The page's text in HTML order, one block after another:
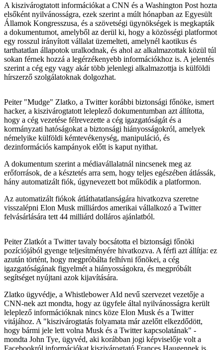
A kiszivárogtatott információkat a CNN és a Washington Post hozta
elsőként nyilvánosságra, ezek szerint a múlt hónapban az Egyesült
Államok Kongresszusa, és a szövetségi ügynökségek is megkapták
a dokumentumot, amelyből az derül ki, hogy a közösségi platformot
egy rosszul irányított vállalat üzemelteti, amelynél kaotikus és
tarthatatlan állapotok uralkodnak, és ahol az alkalmazottak közül túl
sokan férnek hozzá a legérzékenyebb információkhoz is. A jelentés
szerint a cég egy vagy akár több jelenlegi alkalmazottja is külföldi
hírszerző szolgálatoknak dolgozhat.
Peiter "Mudge" Zlatko, a Twitter korábbi biztonsági főnöke, ismert
hacker, a kiszivárogtatott leleplező dokumentumban azt állította,
hogy a cég vezetése félrevezette a cég igazgatóságát és a
kormányzati hatóságokat a biztonsági hiányosságokról, amelyek
némelyike külföldi kémtevékenység, manipuláció, és
dezinformációs kampányok előtt is kaput nyithat.
A dokumentum szerint a médiavállalatnál nincsenek meg az
erőforrások, de a késztetés arra sem, hogy teljes egészében átlássák,
hány automatizált fiók, úgynevezett bot működik a platformon.
Az automatizált fiókok átláthatatlanságára hivatkozva szeretne
visszalépni Elon Musk milliárdos amerikai vállalkozó a Twitter
felvásárlására tett 44 milliárd dolláros ajánlatból.
Peiter Zlatkót a Twitter tavaly bocsátotta el biztonsági főnöki
pozíciójából gyenge teljesítményére hivatkozva. A férfi azt állítja: ez
azután történt, hogy megpróbálta felhívni főnökei, a cég
igazgatóságának figyelmét a hiányosságokra, és megpróbált
segítséget nyújtani azok kijavítására.
Zlatko ügyvédje, a Whistlebower AId nevű szervezet vezetője a
CNN-nek azt mondta, hogy az ügyfele által nyilvánosságra került
leleplező információknak nincs köze Elon Musk és a Twitter
vitájához. A "kiszivárogtatás folyamata már azelőtt elkezdődött,
hogy bármi jele lett volna Musk és a Twitter kapcsolatának" -
mondta John Tye, ügyvéd, aki korábban jogi képviselője volt a
Facebookról információkat kiszivárogtató Frances Haugennek is.